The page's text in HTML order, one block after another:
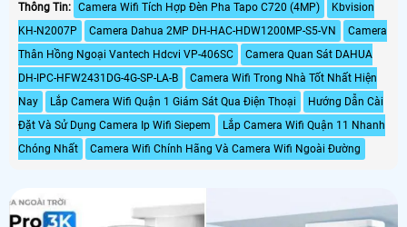
Thông Tin: Camera Wifi Tích Hợp Đèn Pha Tapo C720 (4MP)
Kbvision
KH-N2007P
Camera Dahua 2MP DH-HAC-HDW1200MP-S5-VN
Camera
Thân Hồng Ngoại Vantech Hdcvi VP-406SC
Camera Quan Sát DAHUA
DH-IPC-HFW2431DG-4G-SP-LA-B
Camera Wifi Trong Nhà Tốt Nhất Hiện
Nay
Lắp Camera Wifi Quận 1 Giám Sát Qua Điện Thoại
Hướng Dẫn Cài
Đặt Và Sử Dụng Camera Ip Wifi Siepem
Lắp Camera Wifi Quận 11 Nhanh
Chóng Nhất
Camera Wifi Chính Hãng Và Camera Wifi Ngoài Đường